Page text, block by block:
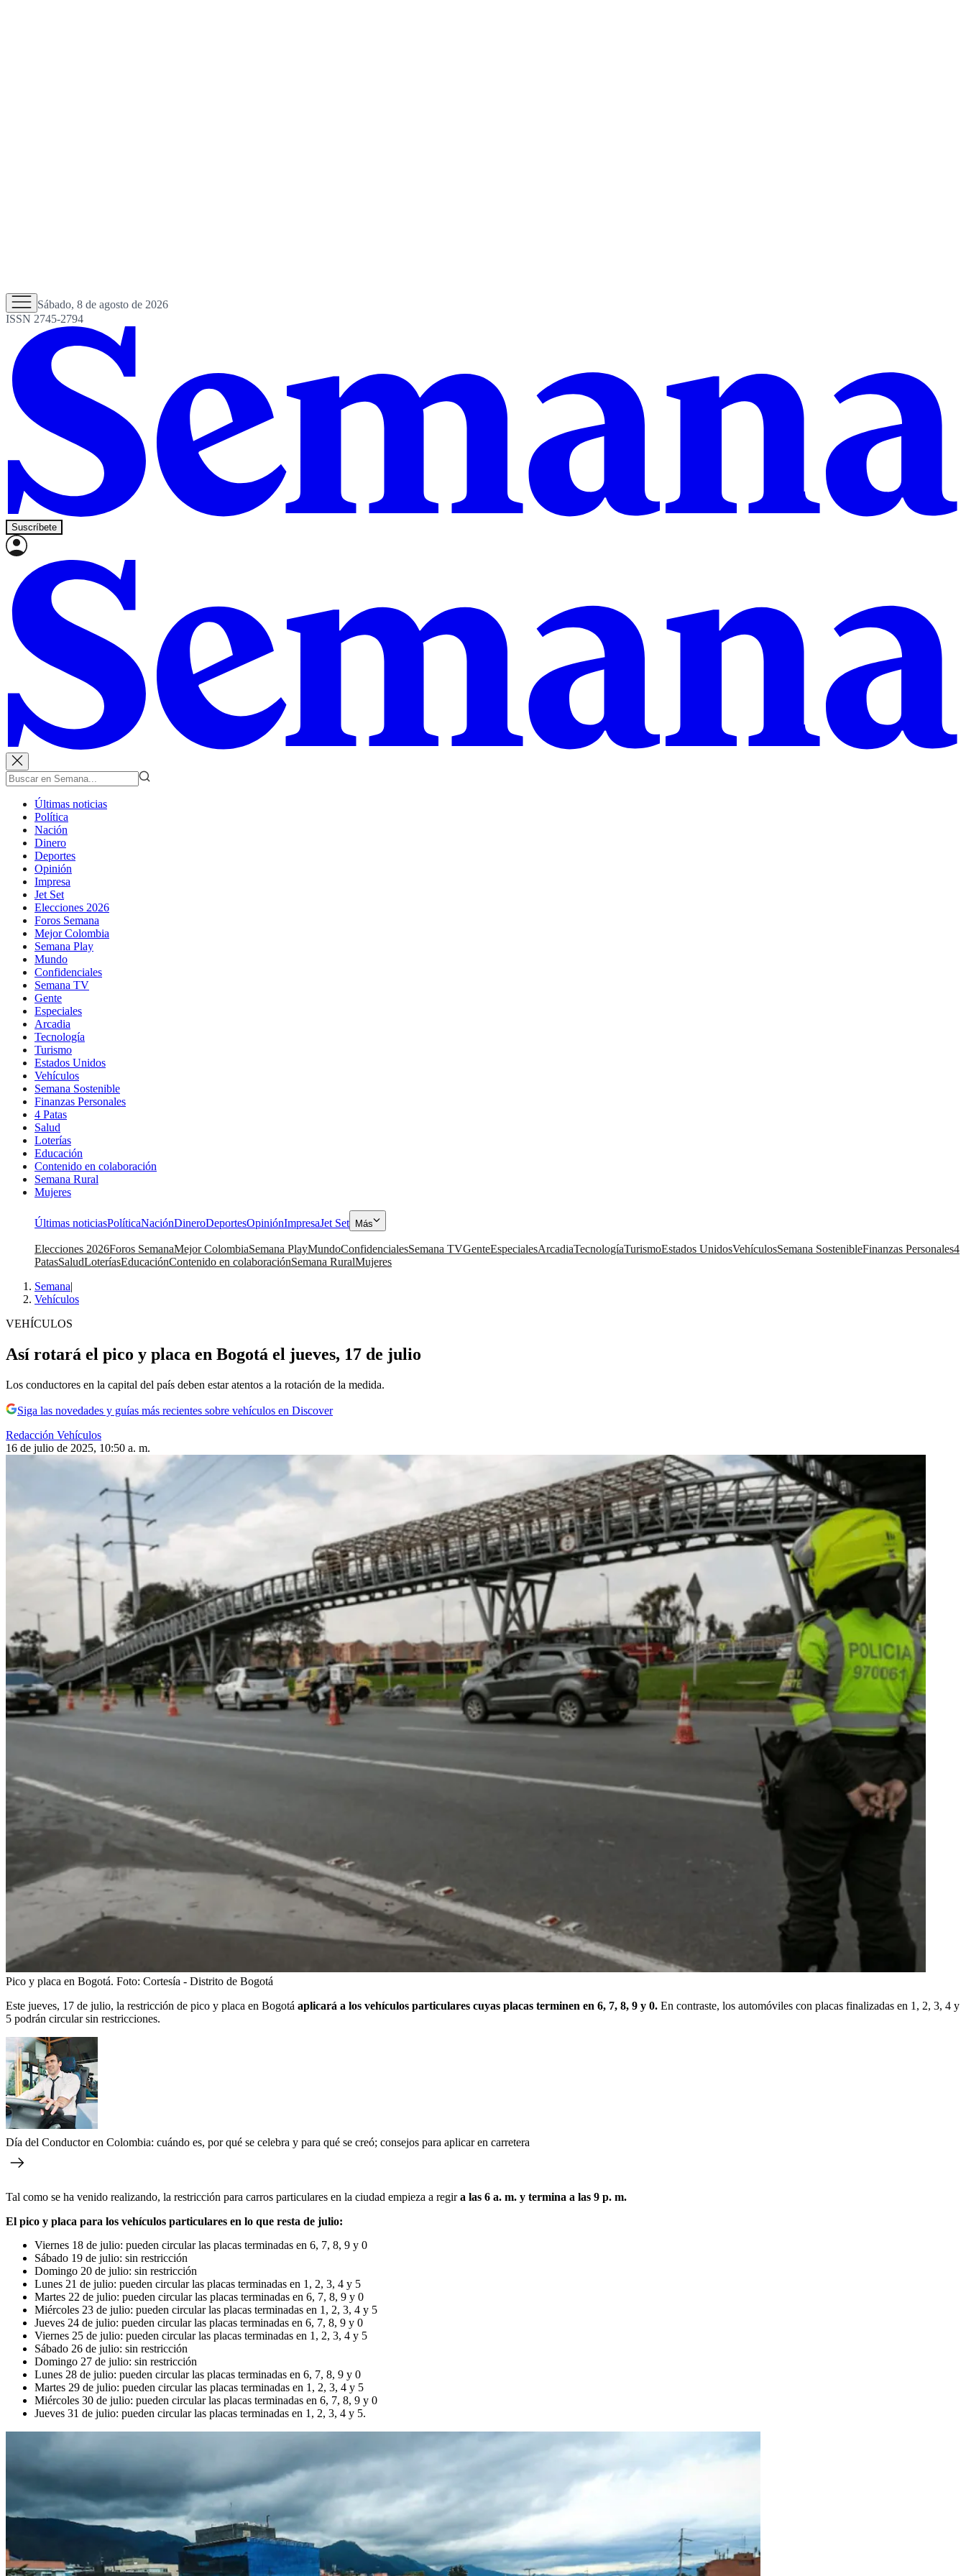
Sábado, 8 de agosto de 2026
ISSN 2745-2794
Suscríbete
Últimas noticias
Política
Nación
Dinero
Deportes
Opinión
Impresa
Jet Set
Elecciones 2026
Foros Semana
Mejor Colombia
Semana Play
Mundo
Confidenciales
Semana TV
Gente
Especiales
Arcadia
Tecnología
Turismo
Estados Unidos
Vehículos
Semana Sostenible
Finanzas Personales
4 Patas
Salud
Loterías
Educación
Contenido en colaboración
Semana Rural
Mujeres
Últimas noticiasPolíticaNaciónDineroDeportesOpiniónImpresaJet Set Más
Elecciones 2026Foros SemanaMejor ColombiaSemana PlayMundoConfidencialesSemana TVGenteEspecialesArcadiaTecnologíaTurismoEstados UnidosVehículosSemana SostenibleFinanzas Personales4
PatasSaludLoteríasEducaciónContenido en colaboraciónSemana RuralMujeres
Semana|
Vehículos
VEHÍCULOS
Así rotará el pico y placa en Bogotá el jueves, 17 de julio
Los conductores en la capital del país deben estar atentos a la rotación de la medida.
Siga las novedades y guías más recientes sobre vehículos en Discover
Redacción Vehículos
16 de julio de 2025, 10:50 a. m.
Pico y placa en Bogotá. Foto: Cortesía - Distrito de Bogotá
Este jueves, 17 de julio, la restricción de pico y placa en Bogotá aplicará a los vehículos particulares cuyas placas terminen en 6, 7, 8, 9 y 0. En contraste, los automóviles con placas finalizadas en 1, 2, 3, 4 y
5 podrán circular sin restricciones.
Día del Conductor en Colombia: cuándo es, por qué se celebra y para qué se creó; consejos para aplicar en carretera
Tal como se ha venido realizando, la restricción para carros particulares en la ciudad empieza a regira las 6 a. m. y termina a las 9 p. m.
El pico y placa para los vehículos particulares en lo que resta de julio:
Viernes 18 de julio: pueden circular las placas terminadas en 6, 7, 8, 9 y 0
Sábado 19 de julio: sin restricción
Domingo 20 de julio: sin restricción
Lunes 21 de julio: pueden circular las placas terminadas en 1, 2, 3, 4 y 5
Martes 22 de julio: pueden circular las placas terminadas en 6, 7, 8, 9 y 0
Miércoles 23 de julio: pueden circular las placas terminadas en 1, 2, 3, 4 y 5
Jueves 24 de julio: pueden circular las placas terminadas en 6, 7, 8, 9 y 0
Viernes 25 de julio: pueden circular las placas terminadas en 1, 2, 3, 4 y 5
Sábado 26 de julio: sin restricción
Domingo 27 de julio: sin restricción
Lunes 28 de julio: pueden circular las placas terminadas en 6, 7, 8, 9 y 0
Martes 29 de julio: pueden circular las placas terminadas en 1, 2, 3, 4 y 5
Miércoles 30 de julio: pueden circular las placas terminadas en 6, 7, 8, 9 y 0
Jueves 31 de julio: pueden circular las placas terminadas en 1, 2, 3, 4 y 5.